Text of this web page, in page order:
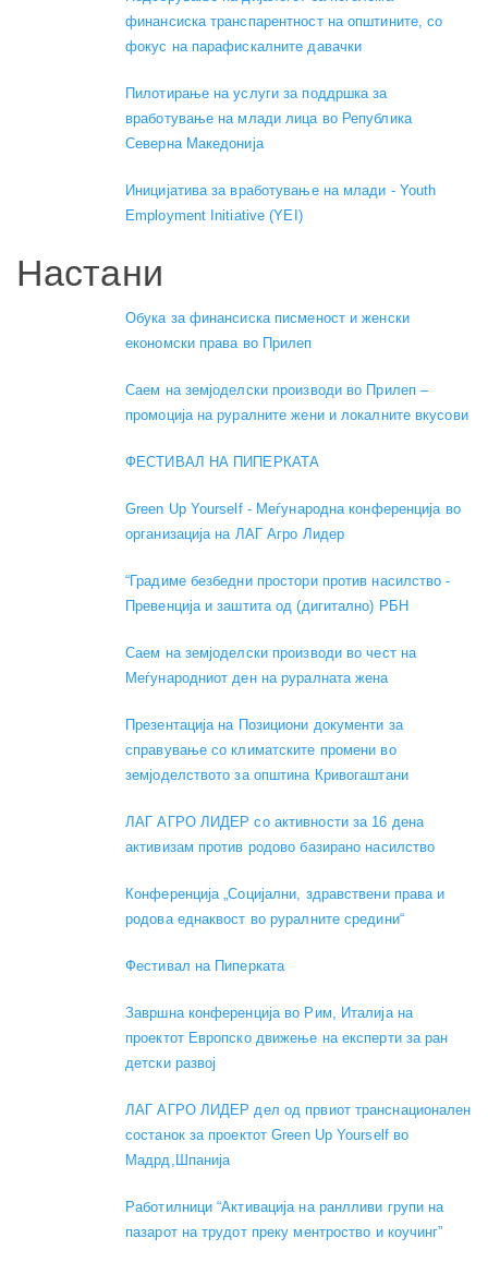
финансиска транспарентност на општините, со
фокус на парафискалните давачки
Пилотирање на услуги за поддршка за
вработување на млади лица во Република
Северна Македонија
Иницијатива за вработување на млади - Youth
Employment Initiative (YEI)
Настани
Обука за финансиска писменост и женски
економски права во Прилеп
Саем на земјоделски производи во Прилеп –
промоција на руралните жени и локалните вкусови
ФЕСТИВАЛ НА ПИПЕРКАТА
Green Up Yourself - Меѓународна конференција во
организација на ЛАГ Агро Лидер
“Градиме безбедни простори против насилство -
Превенција и заштита од (дигитално) РБН
Саем на земјоделски производи во чест на
Меѓународниот ден на руралната жена
Презентација на Позициони документи за
справување со климатските промени во
земјоделството за општина Кривогаштани
ЛАГ АГРО ЛИДЕР со активности за 16 дена
активизам против родово базирано насилство
Конференција „Социјални, здравствени права и
родова еднаквост во руралните средини“
Фестивал на Пиперката
Завршна конференција во Рим, Италија на
проектот Европско движење на експерти за ран
детски развој
ЛАГ АГРО ЛИДЕР дел од првиот транснационален
состанок за проектот Green Up Yourself во
Мадрд,Шпанија
Работилници “Активација на ранлливи групи на
пазарот на трудот преку ментроство и коучинг”